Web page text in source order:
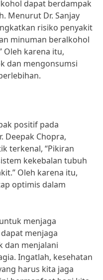
dapat berdampak
Menurut Dr. Sanjay
risiko penyakit
minuman beralkohol
Oleh karena itu,
dan mengonsumsi
positif pada
Deepak Chopra,
terkenal, “Pikiran
kekebalan tubuh
Oleh karena itu,
optimis dalam
menjaga
menjaga
dan menjalani
Ingatlah, kesehatan
harus kita jaga